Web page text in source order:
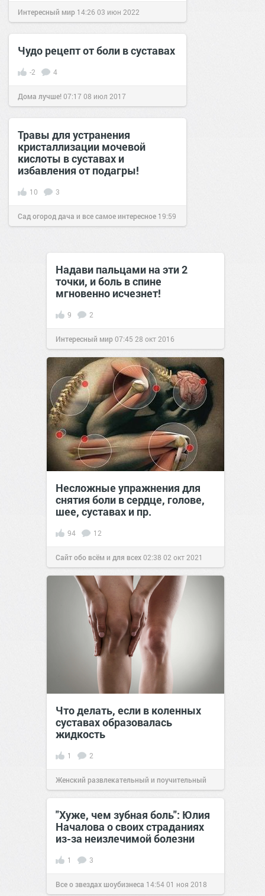
Интересный мир 14:2603 июн 2022
Чудо рецепт от боли в суставах
-2 4
Дома лучше!07:17 08 июл 2017
Травы для устранения
кристаллизации мочевой
кислоты в суставах и
избавления от подагры!
10 3
Сад огород дача и все самое интересное 19:59
Надави пальцами на эти 2
точки, и боль в спине
мгновенно исчезнет!
9 2
Интересный мир07:45 28 окт 2016
Несложные упражнения для
снятия боли в сердце, голове,
шее, суставах и пр.
94 12
Сайт обо всём и для всех02:38 02 окт 2021
Что делать, если в коленных
суставах образовалась
жидкость
1 2
Женский развлекательный и поучительный
сайт.22:48 22 сен 2024
"Хуже, чем зубная боль": Юлия
Началова о своих страданиях
из-за неизлечимой болезни
1 3
Все о звездах шоубизнеса 14:5401 ноя 2018